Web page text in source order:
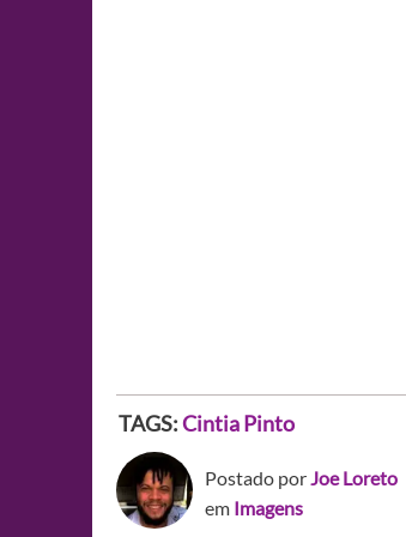
TAGS:Cintia Pinto
Postado porJoe Loreto
em Imagens